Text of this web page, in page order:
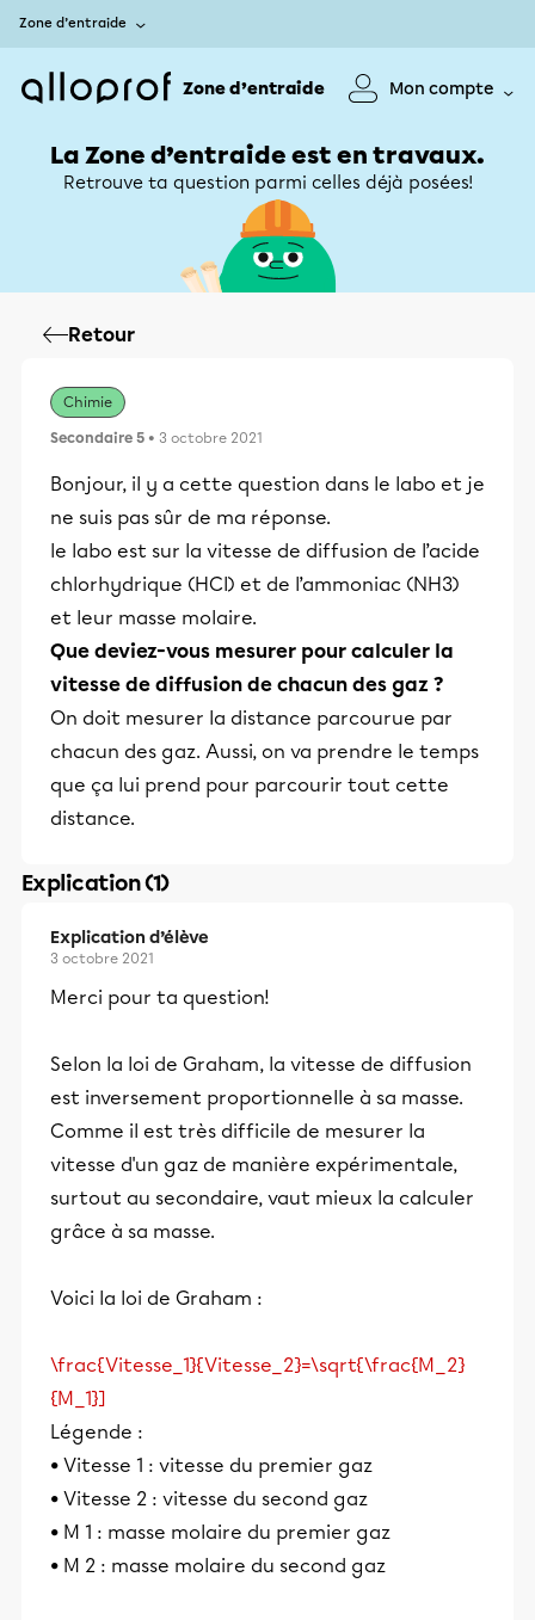
Zone d’entraide
Zone d’entraide Mon compte
La Zone d’entraide est en travaux.
Retrouve ta question parmi celles déjà posées!
Retour
Chimie
Secondaire 5 • 3 octobre 2021
Bonjour, il y a cette question dans le labo et je
ne suis pas sûr de ma réponse.
le labo est sur la vitesse de diffusion de l’acide
chlorhydrique (HCl) et de l’ammoniac (NH3)
et leur masse molaire.
Que deviez-vous mesurer pour calculer la
vitesse de diffusion de chacun des gaz ?
On doit mesurer la distance parcourue par
chacun des gaz. Aussi, on va prendre le temps
que ça lui prend pour parcourir tout cette
distance.
Explication (1)
Explication d’élève
3 octobre 2021
Merci pour ta question!
Selon la loi de Graham, la vitesse de diffusion
est inversement proportionnelle à sa masse.
Comme il est très difficile de mesurer la
vitesse d'un gaz de manière expérimentale,
surtout au secondaire, vaut mieux la calculer
grâce à sa masse.
Voici la loi de Graham :
\frac{Vitesse_1}{Vitesse_2}=\sqrt{\frac{M_2}
{M_1}]
Légende :
• Vitesse 1 : vitesse du premier gaz
• Vitesse 2 : vitesse du second gaz
• M 1 : masse molaire du premier gaz
• M 2 : masse molaire du second gaz